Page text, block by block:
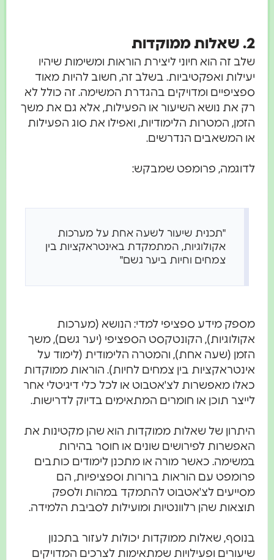
2. שאלות ממוקדות
שלב זה הוא חיוני ליצירת הוראות ומשימות שיהיו
יעילות ואפקטיביות. בשלב זה, חשוב להיות מאוד
ספציפיים ומדויקים בהגדרת המשימה. זה כולל לא
רק את נושא השיעור או הפעילות, אלא גם את משך
הזמן, המטרות הלימודיות, ואפילו את סוג הפעילות
או המשאבים הנדרשים.
לדוגמה, פרומפט שמבקש:
"תכנית שיעור לשעה אחת על מערכות
אקולוגיות, המתמקדת באינטראקציות בין
צמחים וחיות ביער גשם"
מספק מידע ספציפי למדי: הנושא (מערכות
אקולוגיות), הקונטקסט הספציפי (יער גשם), משך
הזמן (שעה אחת), והמטרה הלימודית (לימוד על
אינטראקציות בין צמחים לחיות). הוראות ממוקדות
כאלו מאפשרות לצ'אטבוט או לכל כלי דיגיטלי אחר
לייצר תוכן או חומרים המתאימים בדיוק לדרישות.
היתרון של שאלות ממוקדות הוא שהן מקטינות את
האפשרות לפירושים שונים או חוסר בהירות
במשימה. כאשר מורה או מתכנן לימודים כותבים
פרומפט עם הוראות ברורות וספציפיות, הם
מסייעים לצ'אטבוט להתמקד במהות ולספק
תוצאות שהן רלוונטיות ומועילות לסביבת הלמידה.
בנוסף, שאלות ממוקדות יכולות לעזור בתכנון
שיעורים ופעילויות שמתאימות לצרכים המדויקים